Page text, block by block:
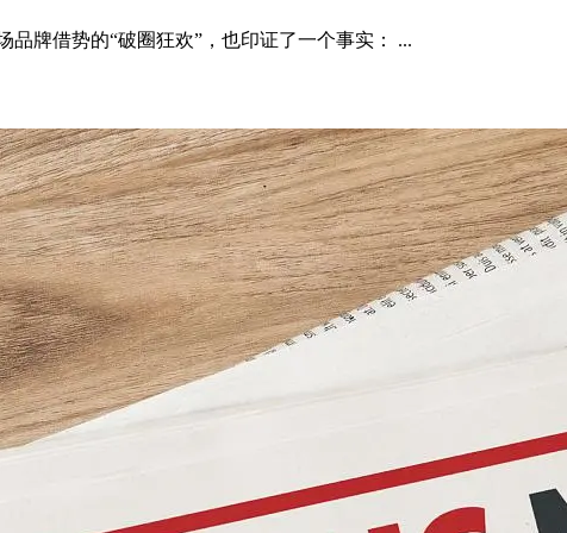
牌借势的“破圈狂欢”，也印证了一个事实： ...